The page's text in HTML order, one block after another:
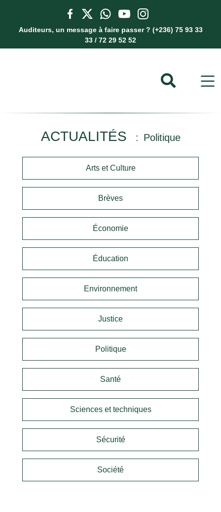
Auditeurs, un message à faire passer ? (+236) 75 93 33
33 / 72 29 52 52
ACTUALITÉS Politique
Arts et Culture
Brèves
Économie
Éducation
Environnement
Justice
Politique
Santé
Sciences et techniques
Sécurité
Société